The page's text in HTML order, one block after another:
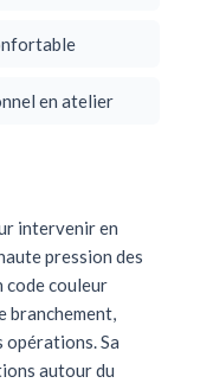
en atelier
intervenir en
pression des
code couleur
branchement,
Sa
autour du